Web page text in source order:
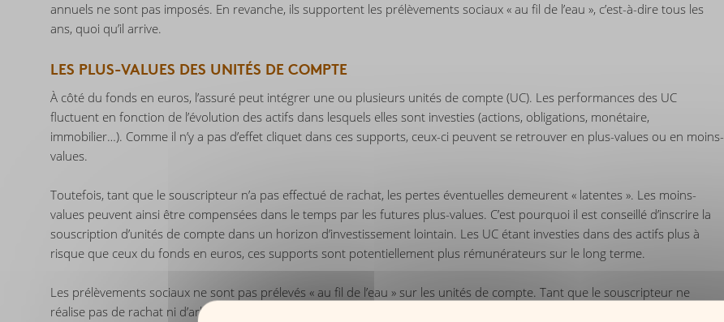
annuels ne sont pas imposés. En revanche, ils supportent les prélèvements sociaux « au fil de l’eau », c’est-à-dire tous les
ans, quoi qu’il arrive.
LES PLUS-VALUES DES UNITÉS DE COMPTE
À côté du fonds en euros, l’assuré peut intégrer une ou plusieurs unités de compte (UC). Les performances des UC
fluctuent en fonction de l’évolution des actifs dans lesquels elles sont investies (actions, obligations, monétaire,
immobilier…). Comme il n’y a pas d’effet cliquet dans ces supports, ceux-ci peuvent se retrouver en plus-values ou en moins-
values.
Toutefois, tant que le souscripteur n’a pas effectué de rachat, les pertes éventuelles demeurent « latentes ». Les moins-
values peuvent ainsi être compensées dans le temps par les futures plus-values. C’est pourquoi il est conseillé d’inscrire la
souscription d’unités de compte dans un horizon d’investissement lointain. Les UC étant investies dans des actifs plus à
risque que ceux du fonds en euros, ces supports sont potentiellement plus rémunérateurs sur le long terme.
Les prélèvements sociaux ne sont pas prélevés « au fil de l’eau » sur les unités de compte. Tant que le souscripteur ne
réalise pas de rachat ni d’arbitrage, ces supports ne sont donc assujettis à aucune imposition. Idem, bien sûr, en cas de